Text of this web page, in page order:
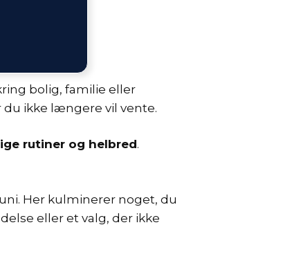
bolig, familie eller
ikke længere vil vente.
rutiner og helbred.
Her kulminerer noget, du
eller et valg, der ikke